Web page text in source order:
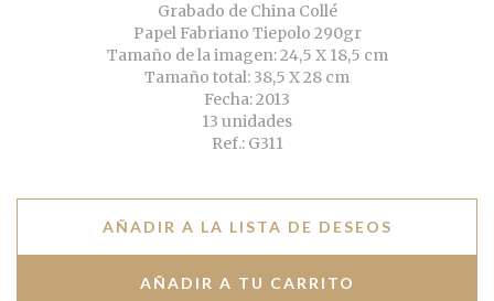
Grabado de China Collé
Papel Fabriano Tiepolo 290gr
Tamaño de la imagen: 24,5 X 18,5 cm
Tamaño total: 38,5 X 28 cm
Fecha: 2013
13 unidades
Ref.: G311
AÑADIR A LA LISTA DE DESEOS